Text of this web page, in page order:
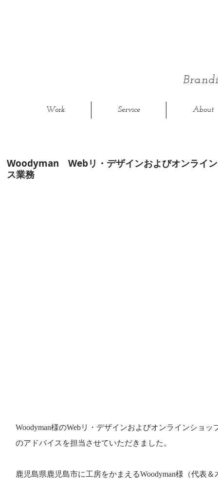
Work Service About
Woodyman Webリ・デザインおよびオンライン
ス業務
Woodyman様のWebリ・デザインおよびオンラインショ
のアドバイスを担当させていただきました。
鹿児島県鹿児島市に工房をかまえるWoodyman様（代表